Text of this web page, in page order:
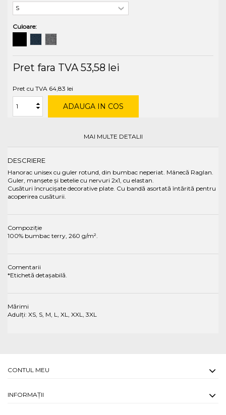
Culoare:
Pret fara TVA53,58 lei
Pret cu TVA 64,83 lei
ADAUGA IN COS
MAI MULTE DETALII
DESCRIERE
Hanorac unisex cu guler rotund, din bumbac neperiat. Mânecă Raglan.
Guler, manșete și betelie cu nervuri 2x1, cu elastan.
Cusături încrucișate decorative plate. Cu bandă asortată întărită pentru
acoperirea cusăturii.
Compoziție
100% bumbac terry, 260 g/m².
Comentarii
*Etichetă detașabilă.
Mărimi
Adulți: XS, S, M, L, XL, XXL, 3XL
CONTUL MEU
INFORMAŢII